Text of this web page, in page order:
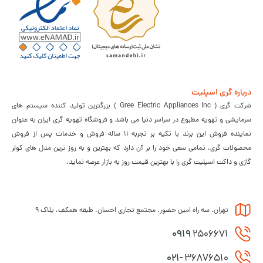
درباره گری اسپلیت
شرکت گری ( Gree Electric Appliances Inc ) بزرگترین تولید کننده سیستم های
سرمایشی و تهویه مطبوع در سراسر دنیا می باشد و فروشگاه تهویه گری ایران به عنوان
نماینده فروش این برند با تکیه بر تجربه 11 ساله فروش و خدمات پس از فروش
محصولات گری، تمامی سعی خود را بر آن دارد که بهترین و به روز ترین مدل های کولر
گازی و داکت اسپلیت گری را با بهترین قیمت روز به بازار عرضه نماید.
تهران، سه راه امین حضور، مجتمع تجاری احسان، طبقه همکف، پلاک 9
09192506671
021-36876510